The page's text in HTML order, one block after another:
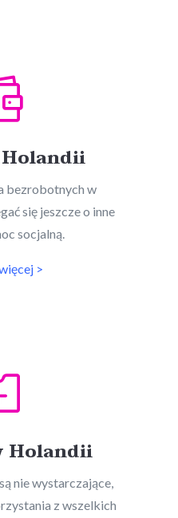
Holandii
bezrobotnych w
się jeszcze o inne
socjalną.
>
Holandii
nie wystarczające,
z wszelkich